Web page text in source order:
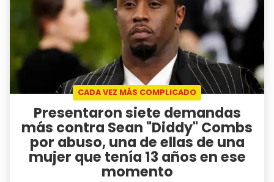
CADA VEZ MÁS COMPLICADO
Presentaron siete demandas
más contra Sean "Diddy" Combs
por abuso, una de ellas de una
mujer que tenía 13 años en ese
momento